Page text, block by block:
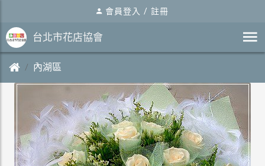
會員登入 / 註冊
台北市花店協會
內湖區